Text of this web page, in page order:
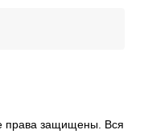
права защищены. Вся